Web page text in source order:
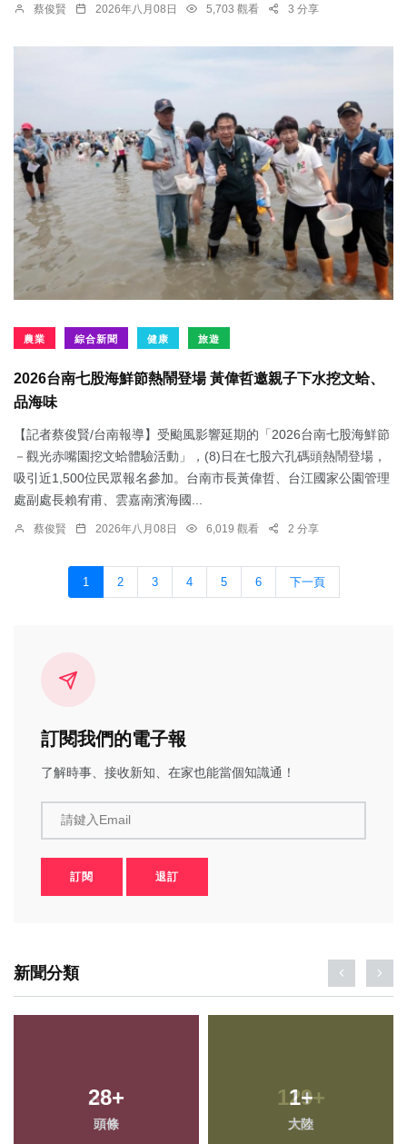
蔡俊賢 2026年八月08日 5,703 觀看 3 分享
農業 綜合新聞 健康 旅遊
2026台南七股海鮮節熱鬧登場 黃偉哲邀親子下水挖文蛤、
品海味
【記者蔡俊賢/台南報導】受颱風影響延期的「2026台南七股海鮮節
－觀光赤嘴園挖文蛤體驗活動」，(8)日在七股六孔碼頭熱鬧登場，
吸引近1,500位民眾報名參加。台南市長黃偉哲、台江國家公園管理
處副處長賴宥甫、雲嘉南濱海國...
蔡俊賢 2026年八月08日 6,019 觀看 2 分享
1 2 3 4 5 6 下一頁
訂閱我們的電子報
了解時事、接收新知、在家也能當個知識通！
請鍵入Email
訂閱 退訂
新聞分類
28+
頭條
1+
大陸